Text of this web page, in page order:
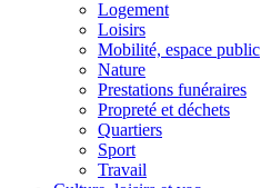
Logement
Loisirs
Mobilité, espace public
Nature
Prestations funéraires
Propreté et déchets
Quartiers
Sport
Travail